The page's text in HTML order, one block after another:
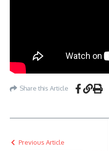
Share this Article
Previous Article